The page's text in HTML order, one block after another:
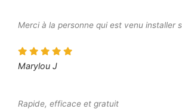
Merci à la personne qui est venu installer
Marylou J
Rapide, efficace et gratuit